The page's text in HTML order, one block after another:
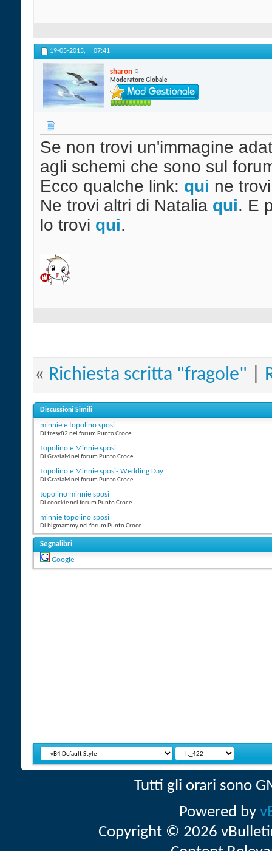
19-05-2015, 07:41
sharon
Moderatore Globale
Se non trovi un'immagine
agli schemi che sono sul
Ecco qualche link: qui ne
Ne trovi altri di Natalia qui. E
lo trovi qui.
« Richiesta scritta "fragole"
Discussioni Simili
minnie e topolino sposi
Di tresy82 nel forum Punto Croce
Topolino e Minnie sposi
Di GraziaM nel forum Punto Croce
Topolino e Minnie sposi- Wedding Day
Di GraziaM nel forum Punto Croce
topolino minnie sposi
Di coockie nel forum Punto Croce
minnie topolino sposi
Di bigmammy nel forum Punto Croce
Segnalibri
Google
Tutti gli orari sono
Powered by
Copyright © 2026